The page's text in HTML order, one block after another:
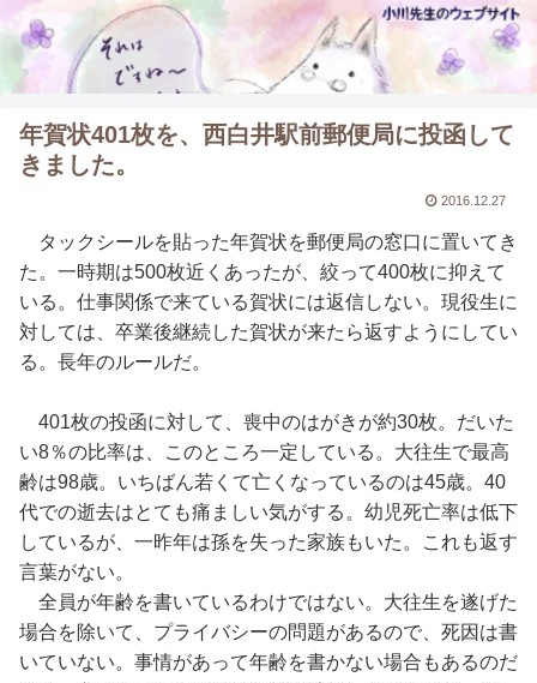
年賀状401枚を、西白井駅前郵便局に投函して
きました。
2016.12.27
タックシールを貼った年賀状を郵便局の窓口に置いてき
た。一時期は500枚近くあったが、絞って400枚に抑えて
いる。仕事関係で来ている賀状には返信しない。現役生に
対しては、卒業後継続した賀状が来たら返すようにしてい
る。長年のルールだ。
401枚の投函に対して、喪中のはがきが約30枚。だいた
い8％の比率は、このところ一定している。大往生で最高
齢は98歳。いちばん若くて亡くなっているのは45歳。40
代での逝去はとても痛ましい気がする。幼児死亡率は低下
しているが、一昨年は孫を失った家族もいた。これも返す
言葉がない。
全員が年齢を書いているわけではない。大往生を遂げた
場合を除いて、プライバシーの問題があるので、死因は書
いていない。事情があって年齢を書かない場合もあるのだ